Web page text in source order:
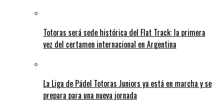
Totoras será sede histórica del Flat Track: la primera
vez del certamen internacional en Argentina
La Liga de Pádel Totoras Juniors ya está en marcha y se
prepara para una nueva jornada